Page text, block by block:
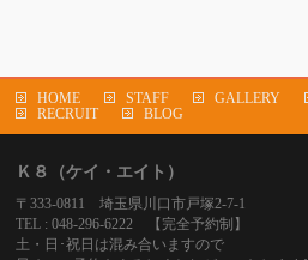
HOME STAFF GALLERY
RECRUIT
BLOG
Ｋ８（ケイ・エイト）
〒333-0811 埼玉県川口市戸塚2-7-1
TEL : 048-296-6222 【完全予約制】
土・日･祝日は混み合いますので